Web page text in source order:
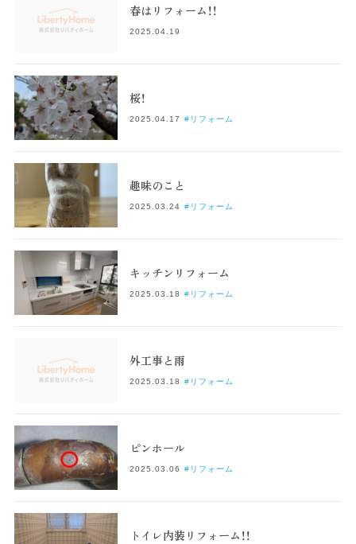
春はリフォーム！！
2025.04.19
桜！
2025.04.17 #リフォーム
趣味のこと
2025.03.24 #リフォーム
キッチンリフォーム
2025.03.18 #リフォーム
外工事と雨
2025.03.18 #リフォーム
ピンホール
2025.03.06 #リフォーム
トイレ内装リフォーム！！